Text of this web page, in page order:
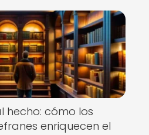
hecho: cómo los
enriquecen el